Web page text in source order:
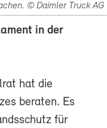
© Daimler Truck AG
in der
hat die
beraten. Es
für